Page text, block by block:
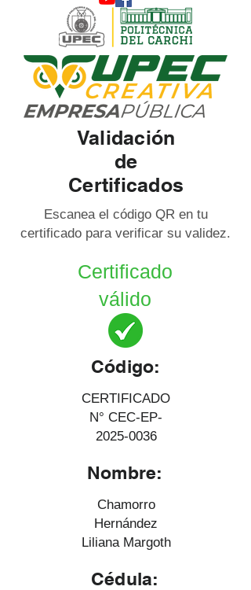
Validación
de
Certificados
Escanea el código QR en tu
certificado para verificar su validez.
Certificado
válido
Código:
CERTIFICADO
N° CEC-EP-
2025-0036
Nombre:
Chamorro
Hernández
Liliana Margoth
Cédula: